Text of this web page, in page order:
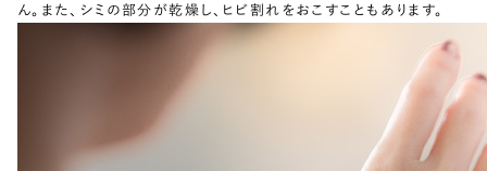
ん。また、シミの部分が乾燥し、ヒビ割れをおこすこともあります。